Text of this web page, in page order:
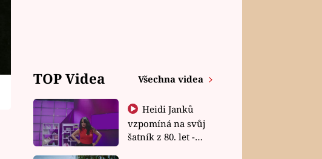
TOP Videa Všechna videa
Heidi Janků
vzpomíná na svůj
šatník z 80. let -